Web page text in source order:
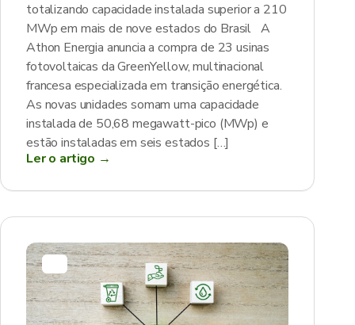
totalizando capacidade instalada superior a 210
MWp em mais de nove estados do Brasil A
Athon Energia anuncia a compra de 23 usinas
fotovoltaicas da GreenYellow, multinacional
francesa especializada em transição energética.
As novas unidades somam uma capacidade
instalada de 50,68 megawatt-pico (MWp) e
estão instaladas em seis estados […]
Ler o artigo →